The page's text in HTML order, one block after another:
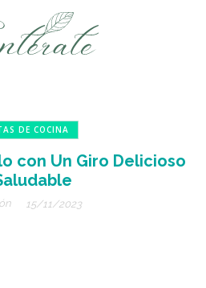
DE COCINA
con Un Giro Delicioso
15/11/2023